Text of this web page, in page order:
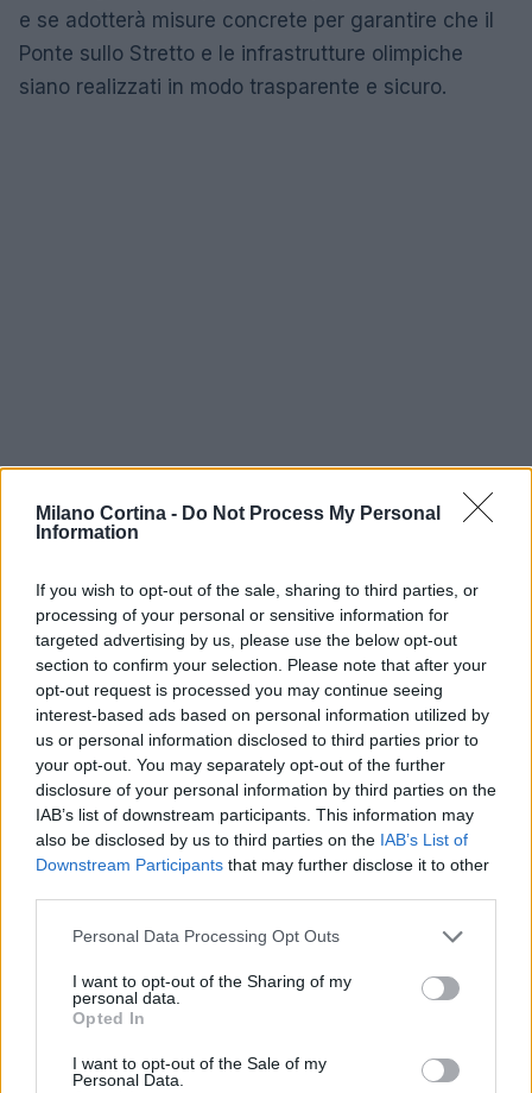
Milano Cortina - Do Not Process My Personal
Information
If you wish to opt-out of the sale, sharing to third parties, or
processing of your personal or sensitive information for
targeted advertising by us, please use the below opt-out
section to confirm your selection. Please note that after your
opt-out request is processed you may continue seeing
interest-based ads based on personal information utilized by
us or personal information disclosed to third parties prior to
your opt-out. You may separately opt-out of the further
disclosure of your personal information by third parties on the
IAB’s list of downstream participants. This information may
also be disclosed by us to third parties on the IAB’s List of
Downstream Participants that may further disclose it to other
Please note that this website/app uses one or more Google
not limited to your visit or usage behaviour. You may click to
grant or deny consent to Google and its third-party tags to
use your data for below specified purposes in below Google
consent section.
Personal Data Processing Opt Outs
I want to opt-out of the Sharing of my
personal data.
Opted In
I want to opt-out of the Sale of my
Personal Data.
e se adotterà misure concrete per garantire che il
Ponte sullo Stretto e le infrastrutture olimpiche
siano realizzati in modo trasparente e sicuro.
AUTORE
AiAdhubMedia